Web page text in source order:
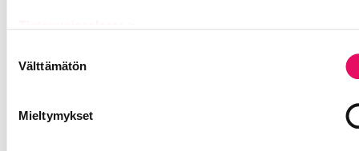
valinta
Välttämätön
Mieltymykset
autonkuljettajan työn monipuolisuuta. Myös
joissa esitellään kalustoa ja kerrotaan